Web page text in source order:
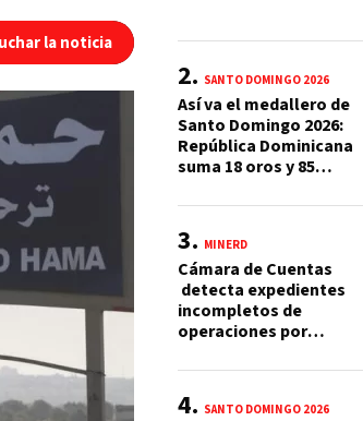
la noticia
la noticia
SANTO DOMINGO 2026
Así va el medallero de
Santo Domingo 2026:
República Dominicana
suma 18 oros y 85
MINERD
Cámara de Cuentas
detecta expedientes
incompletos de
operaciones por
MINERD, entre 2019 y
2020
SANTO DOMINGO 2026